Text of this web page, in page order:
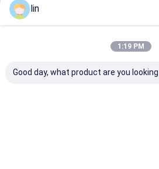
Συνιστώμενα Προϊόντα
lin
1:19 PM
Good day, what product are you